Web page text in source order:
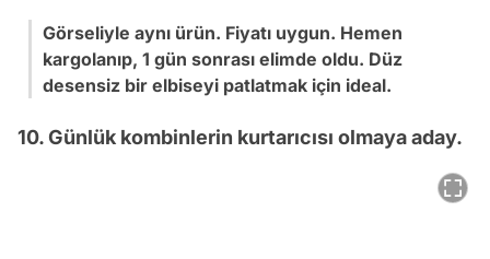
Görseliyle aynı ürün. Fiyatı uygun. Hemen
kargolanıp, 1 gün sonrası elimde oldu. Düz
desensiz bir elbiseyi patlatmak için ideal.
10. Günlük kombinlerin kurtarıcısı olmaya aday.